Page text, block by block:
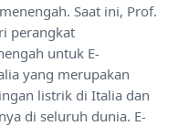
Saat ini, Prof.
perangkat
untuk E-
yang merupakan
listrik di Italia dan
di seluruh dunia. E-